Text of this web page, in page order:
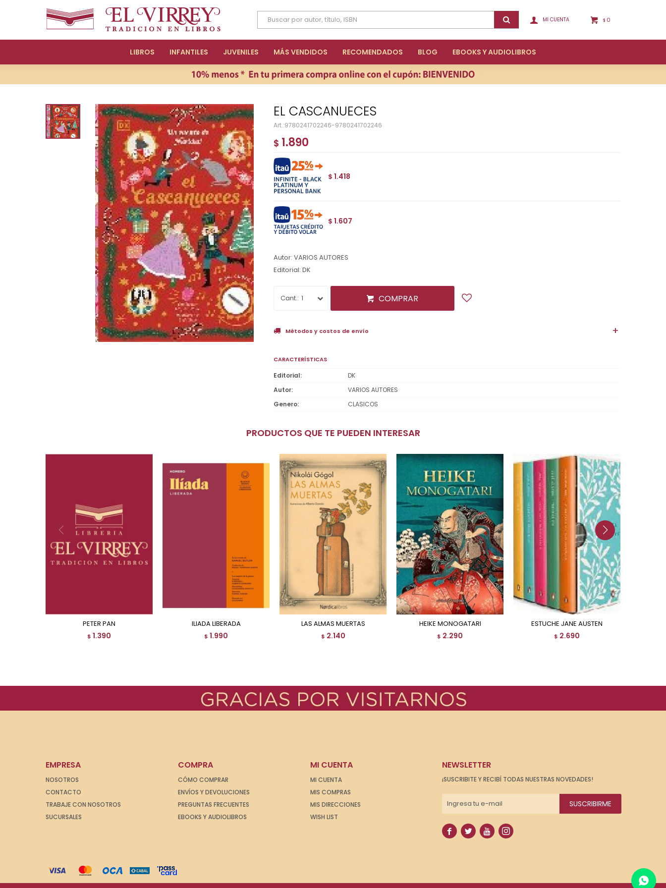
LIBROS INFANTILES JUVENILES MÁS VENDIDOS RECOMENDADOS BLOG EBOOKS Y AUDIOLIBROS
$ 0
EL CASCANUECES
9780241702246-9780241702246
$ 1.890
$ 1.418
$ 1.607
Autor: VARIOS AUTORES
Editorial: DK
1 COMPRAR
Métodos y costos de envío
CARACTERÍSTICAS
Editorial
DK
Autor
VARIOS AUTORES
Genero
CLASICOS
PRODUCTOS QUE TE PUEDEN INTERESAR
PETER PAN
$ 1.390
ILIADA LIBERADA
$ 1.990
LAS ALMAS MUERTAS
$ 2.140
HEIKE MONOGATARI
$ 2.290
ESTUCHE JANE AUSTEN
$ 2.690
EMPRESA
NOSOTROS
CONTACTO
TRABAJE CON NOSOTROS
SUCURSALES
COMPRA
CÓMO COMPRAR
ENVÍOS Y DEVOLUCIONES
PREGUNTAS FRECUENTES
EBOOKS Y AUDIOLIBROS
MI CUENTA
MI CUENTA
MIS COMPRAS
MIS DIRECCIONES
WISH LIST
NEWSLETTER
¡SUSCRIBITE Y RECIBÍ TODAS NUESTRAS NOVEDADES!
SUSCRIBIRME
   